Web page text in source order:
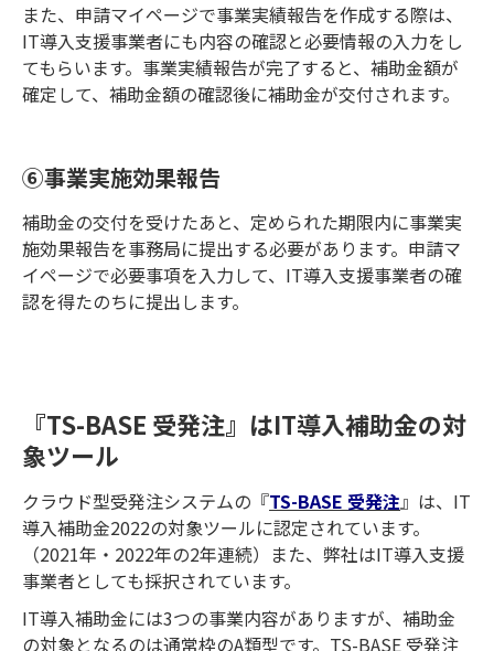
また、申請マイページで事業実績報告を作成する際は、
IT導入支援事業者にも内容の確認と必要情報の入力をし
てもらいます。事業実績報告が完了すると、補助金額が
確定して、補助金額の確認後に補助金が交付されます。
⑥事業実施効果報告
補助金の交付を受けたあと、定められた期限内に事業実
施効果報告を事務局に提出する必要があります。申請マ
イページで必要事項を入力して、IT導入支援事業者の確
認を得たのちに提出します。
『TS-BASE 受発注』はIT導入補助金の対
象ツール
クラウド型受発注システムの『TS-BASE 受発注』は、IT
導入補助金2022の対象ツールに認定されています。
（2021年・2022年の2年連続）また、弊社はIT導入支援
事業者としても採択されています。
IT導入補助金には3つの事業内容がありますが、補助金
の対象となるのは通常枠のA類型です。TS-BASE 受発注